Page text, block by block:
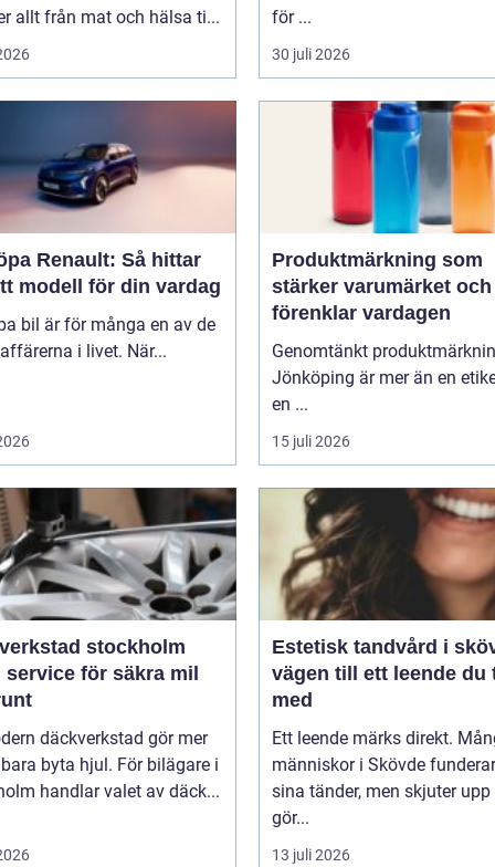
allt från mat och hälsa ti...
för ...
30 juli 2026
Renault: Så hittar
modell för din vardag
bil är för många en av de
i livet. När...
Produktmärkning som
stärker varumärket och
förenklar vardagen
Genomtänkt
Jönköping är mer än en
en ...
15 juli 2026
stockholm
för säkra mil
däckverkstad gör mer
byta hjul. För bilägare i
handlar valet av däck...
Estetisk tandvård i
vägen till ett leende du
med
Ett leende märks direkt.
människor i Skövde
sina tänder, men skjuter
gör...
13 juli 2026